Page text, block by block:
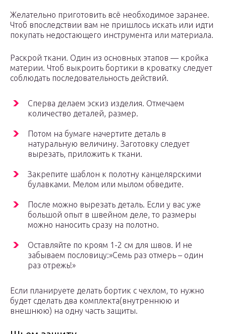
Желательно приготовить всё необходимое заранее.
Чтоб впоследствии вам не пришлось искать или идти
покупать недостающего инструмента или материала.
Раскрой ткани. Один из основных этапов — кройка
материи. Чтоб выкроить бортики в кроватку следует
соблюдать последовательность действий.
Сперва делаем эскиз изделия. Отмечаем
количество деталей, размер.
Потом на бумаге начертите деталь в
натуральную величину. Заготовку следует
вырезать, приложить к ткани.
Закрепите шаблон к полотну канцелярскими
булавками. Мелом или мылом обведите.
После можно вырезать деталь. Если у вас уже
большой опыт в швейном деле, то размеры
можно наносить сразу на полотно.
Оставляйте по кроям 1-2 см для швов. И не
забываем пословицу:»Семь раз отмерь – один
раз отрежь!»
Если планируете делать бортик с чехлом, то нужно
будет сделать два комплекта(внутреннюю и
внешнюю) на одну часть защиты.